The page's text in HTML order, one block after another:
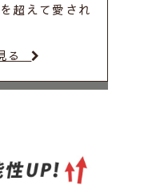
超えて愛され
見る